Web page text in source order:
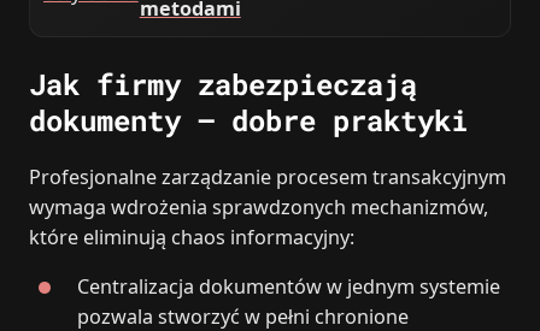
metodami
Jak firmy zabezpieczają
dokumenty – dobre praktyki
Profesjonalne zarządzanie procesem transakcyjnym
wymaga wdrożenia sprawdzonych mechanizmów,
które eliminują chaos informacyjny:
Centralizacja dokumentów w jednym systemie
pozwala stworzyć w pełni chronione